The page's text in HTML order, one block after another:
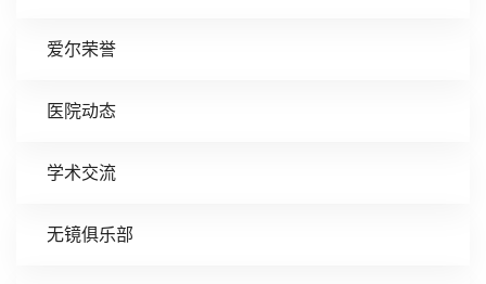
爱尔荣誉
医院动态
学术交流
无镜俱乐部